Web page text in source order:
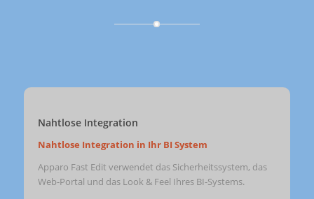
Nahtlose Integration
Nahtlose Integration in Ihr BI System
Apparo Fast Edit verwendet das Sicherheitssystem, das
Web-Portal und das Look & Feel Ihres BI-Systems.